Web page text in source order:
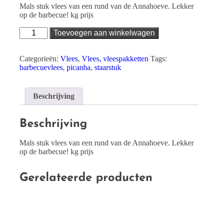
Mals stuk vlees van een rund van de Annahoeve. Lekker
op de barbecue! kg prijs
Picanha
aantal
Toevoegen aan winkelwagen
Categorieën: Vlees, Vlees, vleespakketten Tags:
barbecuevlees, picanha, staarstuk
Beschrijving
Beschrijving
Mals stuk vlees van een rund van de Annahoeve. Lekker
op de barbecue! kg prijs
Gerelateerde producten